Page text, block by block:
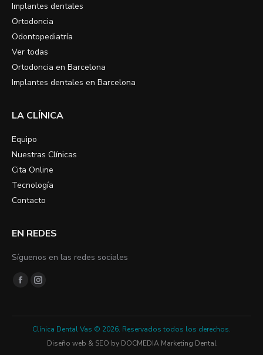
Implantes dentales
Ortodoncia
Odontopediatría
Ver todas
Ortodoncia en Barcelona
Implantes dentales en Barcelona
LA CLÍNICA
Equipo
Nuestras Clínicas
Cita Online
Tecnología
Contacto
EN REDES
Síguenos en las redes sociales
Encuéntranos en:
Facebook
opens
Instagram
opens
in
new
Clínica Dental Vas © 2026. Reservados todos los derechos.
Diseño web & SEO by DOCMEDIAMarketing Dental